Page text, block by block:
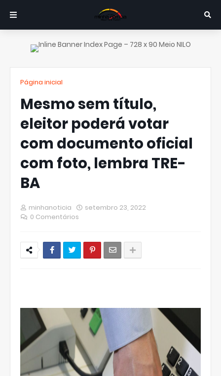
Página inicial
Mesmo sem título,
eleitor poderá votar
com documento oficial
com foto, lembra TRE-
BA
minhanoticia
setembro 23, 2022
0 Comentários